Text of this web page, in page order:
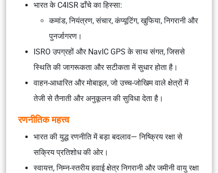
भारत के C4ISR ढाँचे का हिस्सा:
कमांड, नियंत्रण, संचार, कंप्यूटिंग, खुफिया, निगरानी और
पुनर्जागरण।
ISRO उपग्रहों और NavIC GPS के साथ संगत, जिससे
स्थिति की जागरूकता और सटीकता में सुधार होता है।
वाहन-आधारित और मोबाइल, जो उच्च-जोखिम वाले क्षेत्रों में
तेजी से तैनाती और अनुकूलन की सुविधा देता है।
रणनीतिक महत्त्व
भारत की युद्ध रणनीति में बड़ा बदलाव— निष्क्रिय रक्षा से
सक्रिय प्रतिशोध की ओर।
स्वायत्त, निम्न-स्तरीय हवाई क्षेत्र निगरानी और जमीनी वायु रक्षा